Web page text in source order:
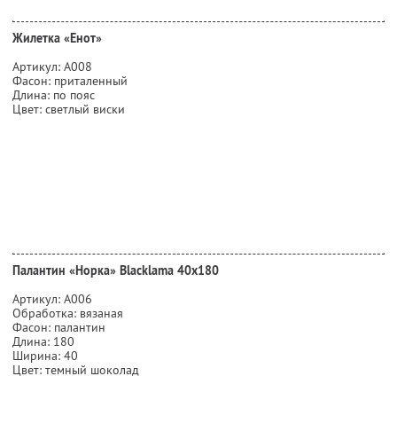
Жилетка «Енот»
Артикул: А008
Фасон: приталенный
Длина: по пояс
Цвет: светлый виски
Палантин «Норка» Blacklama 40х180
Артикул: А006
Обработка: вязаная
Фасон: палантин
Длина: 180
Ширина: 40
Цвет: темный шоколад